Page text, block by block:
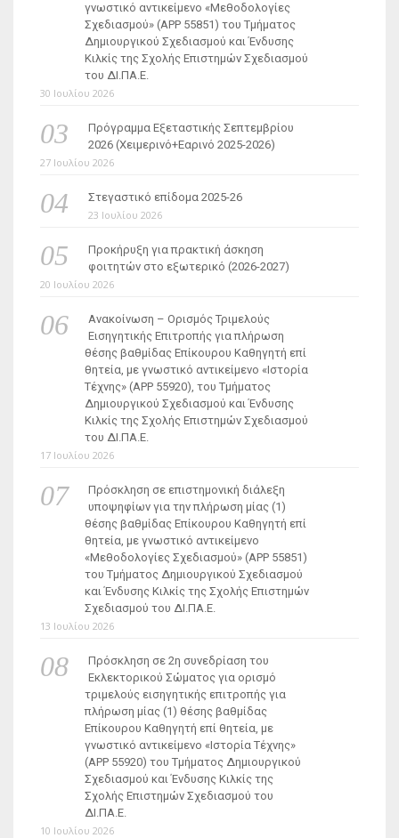
γνωστικό αντικείμενο «Μεθοδολογίες
Σχεδιασμού» (ΑΡΡ 55851) του Τμήματος
Δημιουργικού Σχεδιασμού και Ένδυσης
Κιλκίς της Σχολής Επιστημών Σχεδιασμού
του ΔΙ.ΠΑ.Ε.
30 Ιουλίου 2026
Πρόγραμμα Εξεταστικής Σεπτεμβρίου
2026 (Χειμερινό+Εαρινό 2025-2026)
27 Ιουλίου 2026
Στεγαστικό επίδομα 2025-26
23 Ιουλίου 2026
Προκήρυξη για πρακτική άσκηση
φοιτητών στο εξωτερικό (2026-2027)
20 Ιουλίου 2026
Ανακοίνωση – Ορισμός Τριμελούς
Εισηγητικής Επιτροπής για πλήρωση
θέσης βαθμίδας Επίκουρου Καθηγητή επί
θητεία, με γνωστικό αντικείμενο «Ιστορία
Τέχνης» (ΑΡΡ 55920), του Τμήματος
Δημιουργικού Σχεδιασμού και Ένδυσης
Κιλκίς της Σχολής Επιστημών Σχεδιασμού
του ΔΙ.ΠΑ.Ε.
17 Ιουλίου 2026
Πρόσκληση σε επιστημονική διάλεξη
υποψηφίων για την πλήρωση μίας (1)
θέσης βαθμίδας Επίκουρου Καθηγητή επί
θητεία, με γνωστικό αντικείμενο
«Μεθοδολογίες Σχεδιασμού» (ΑΡΡ 55851)
του Τμήματος Δημιουργικού Σχεδιασμού
και Ένδυσης Κιλκίς της Σχολής Επιστημών
Σχεδιασμού του ΔΙ.ΠΑ.Ε.
13 Ιουλίου 2026
Πρόσκληση σε 2η συνεδρίαση του
Εκλεκτορικού Σώματος για ορισμό
τριμελούς εισηγητικής επιτροπής για
πλήρωση μίας (1) θέσης βαθμίδας
Επίκουρου Καθηγητή επί θητεία, με
γνωστικό αντικείμενο «Ιστορία Τέχνης»
(ΑΡΡ 55920) του Τμήματος Δημιουργικού
Σχεδιασμού και Ένδυσης Κιλκίς της
Σχολής Επιστημών Σχεδιασμού του
ΔΙ.ΠΑ.Ε.
10 Ιουλίου 2026